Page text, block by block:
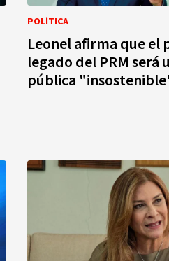
POLÍTICA
Leonel afirma que el
legado del PRM será
pública